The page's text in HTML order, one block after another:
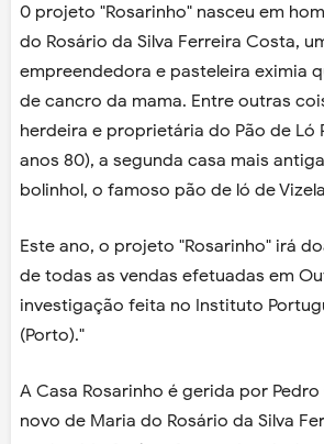
0 projeto "Rosarinho" nasceu em
do Rosário da Silva Ferreira Costa,
empreendedora e pasteleira eximia
de cancro da mama. Entre outras
herdeira e proprietária do Pão de Ló
anos 80), a segunda casa mais
bolinhol, o famoso pão de ló de
Este ano, o projeto "Rosarinho" irá
de todas as vendas efetuadas em
investigação feita no Instituto
(Porto)."
A Casa Rosarinho é gerida por
novo de Maria do Rosário da Silva